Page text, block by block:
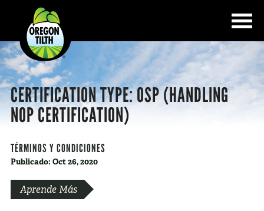
CERTIFICATION TYPE:OSP (HANDLING
NOP CERTIFICATION)
TÉRMINOS Y CONDICIONES
Publicado: Oct 26, 2020
Aprende Más